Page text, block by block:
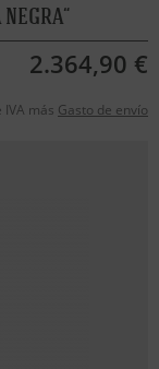
2.364,90 €
IVA más Gasto de envío